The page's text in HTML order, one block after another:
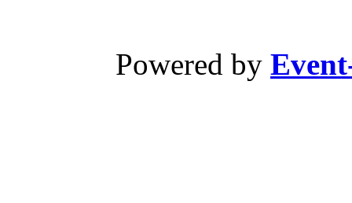
Powered by